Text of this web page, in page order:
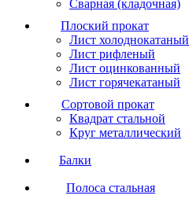
Сварная (кладочная)
Плоский прокат
Лист холоднокатаный
Лист рифленый
Лист оцинкованный
Лист горячекатаный
Сортовой прокат
Квадрат стальной
Круг металлический
Балки
Полоса стальная